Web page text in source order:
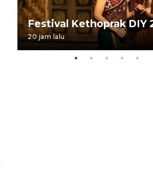
Festival Kethoprak DIY
20 jam lalu